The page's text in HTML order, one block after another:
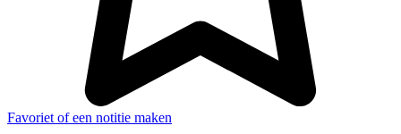
Favoriet of een notitie maken